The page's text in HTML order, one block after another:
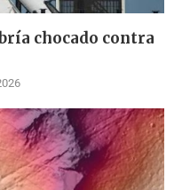
chocado contra